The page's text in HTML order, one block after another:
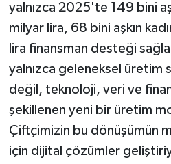
yalnızca 2025'te 149 bini
milyar lira, 68 bini aşkın
lira finansman desteği
yalnızca geleneksel üretim
değil, teknoloji, veri ve
şekillenen yeni bir üretim
Çiftçimizin bu dönüşümün
için dijital çözümler